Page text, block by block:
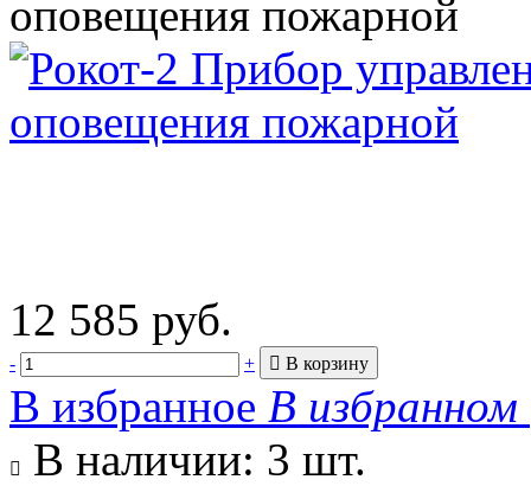
оповещения пожарной
12 585 руб.
- +
В избранное В избранном
 В наличии: 3 шт.